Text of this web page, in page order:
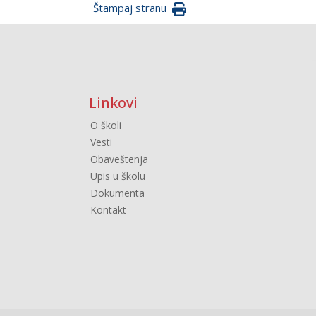
Štampaj stranu
Linkovi
O školi
Vesti
Obaveštenja
Upis u školu
Dokumenta
Kontakt